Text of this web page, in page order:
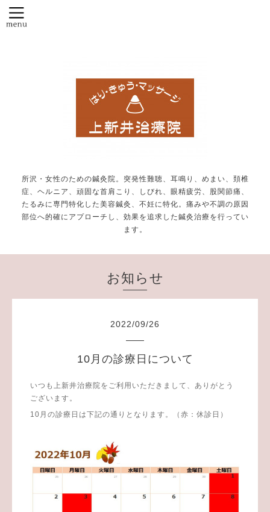
所沢・女性のための鍼灸院。突発性難聴、耳鳴り、めまい、頚椎
症、ヘルニア、頑固な首肩こり、しびれ、眼精疲労、股関節痛、
たるみに専門特化した美容鍼灸、不妊に特化。痛みや不調の原因
部位へ的確にアプローチし、効果を追求した鍼灸治療を行ってい
ます。
お知らせ
2022/09/26
10月の診療日について
いつも上新井治療院をご利用いただきまして、ありがとう
ございます。
10月の診療日は下記の通りとなります。（赤：休診日）